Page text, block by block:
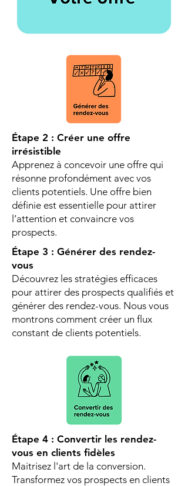
Étape 2 : Créer une offre
irrésistible
Apprenez à concevoir une offre qui
résonne profondément avec vos
clients potentiels. Une offre bien
définie est essentielle pour attirer
l’attention et convaincre vos
prospects.
Étape 3 : Générer des rendez-
vous
Découvrez les stratégies efficaces
pour attirer des prospects qualifiés et
générer des rendez-vous. Nous vous
montrons comment créer un flux
constant de clients potentiels.
Étape 4 : Convertir les rendez-
vous en clients fidèles
Maitrisez l'art de la conversion.
Transformez vos prospects en clients